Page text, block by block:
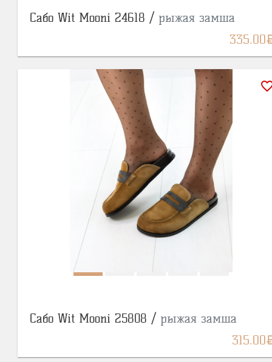
Сабо Wit Mooni 24618 / рыжая замша
335.00
Сабо Wit Mooni 25808 / рыжая замша
315.00